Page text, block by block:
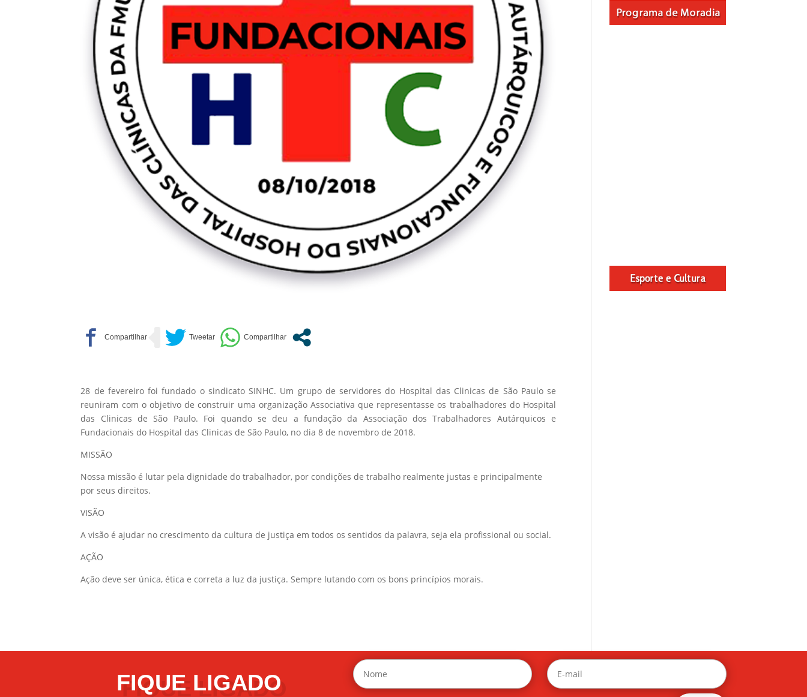
28 de fevereiro foi fundado o sindicato SINHC. Um grupo de servidores do Hospital das Clinicas de São Paulo se
reuniram com o objetivo de construir uma organização Associativa que representasse os trabalhadores do Hospital
das Clinicas de São Paulo. Foi quando se deu a fundação da Associação dos Trabalhadores Autárquicos e
Fundacionais do Hospital das Clinicas de São Paulo, no dia 8 de novembro de 2018.
MISSÃO
Nossa missão é lutar pela dignidade do trabalhador, por condições de trabalho realmente justas e principalmente
por seus direitos.
VISÃO
A visão é ajudar no crescimento da cultura de justiça em todos os sentidos da palavra, seja ela profissional ou social.
AÇÃO
Ação deve ser única, ética e correta a luz da justiça. Sempre lutando com os bons princípios morais.
FIQUE LIGADO